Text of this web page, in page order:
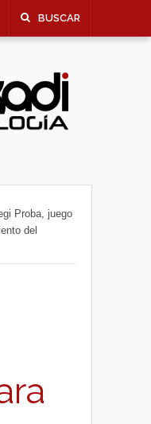
BUSCAR
Proba, juego
del